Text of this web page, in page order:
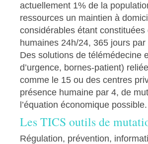
actuellement 1% de la
ressources un maintien à
considérables étant
humaines 24h/24, 365 jours
Des solutions de télémédecine
d’urgence, bornes-patient)
comme le 15 ou des centres
présence humaine par 4, de
l’équation économique possible.
Les TICS outils de
Régulation, prévention,